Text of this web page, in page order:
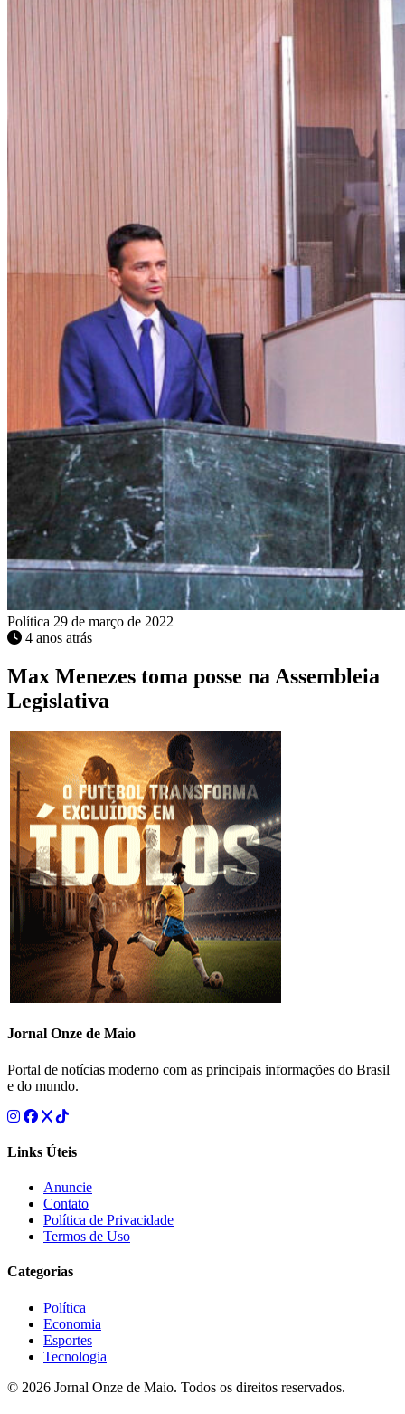
Política 29 de março de 2022
4 anos atrás
Max Menezes toma posse na Assembleia
Legislativa
Jornal Onze de Maio
Portal de notícias moderno com as principais informações do Brasil
e do mundo.
Links Úteis
Anuncie
Contato
Política de Privacidade
Termos de Uso
Categorias
Política
Economia
Esportes
Tecnologia
© 2026 Jornal Onze de Maio. Todos os direitos reservados.